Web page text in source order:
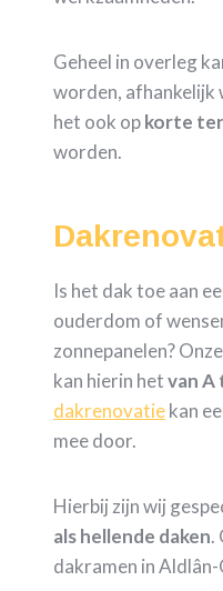
Geheel in overleg
worden, afhankelijk
het ook opkorte
worden.
Is het dak toe aan
ouderdom of
zonnepanelen?
kan hierin hetvan A
dakrenovatiekan
mee door.
Hierbij zijn wij
als hellende daken.
dakramen in